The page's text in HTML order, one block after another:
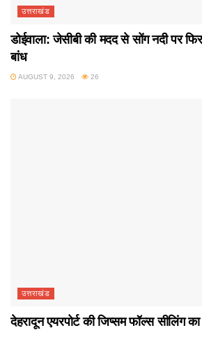
उत्तराखंड
डोईवाला: जेसीबी की मदद से सोंग नदी पर
बांध
AUGUST 9, 2026 26
उत्तराखंड
देहरादून एयरपोर्ट की जिप्सम फॉल्स सीलिंग